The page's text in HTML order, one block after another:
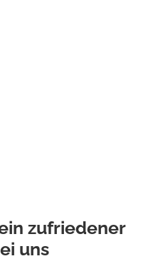
zufriedener
uns